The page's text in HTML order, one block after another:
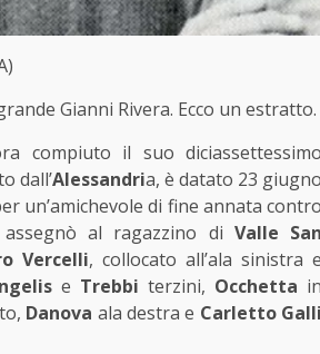
Gianni Rivera. Ecco un estratto.
compiuto il suo diciassettessimo
dall’Alessandria, è datato 23 giugno
un’amichevole di fine annata contro
al ragazzino diValle San
Vercelli, collocato all’ala sinistra e
e Trebbi terzini, Occhetta in
Danova ala destra e Carletto Galli